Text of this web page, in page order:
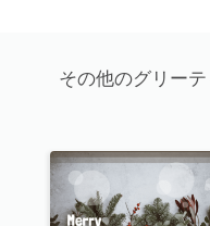
その他のグリー